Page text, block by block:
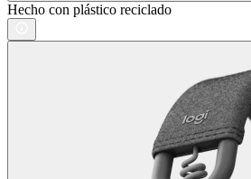
Hecho con plástico reciclado